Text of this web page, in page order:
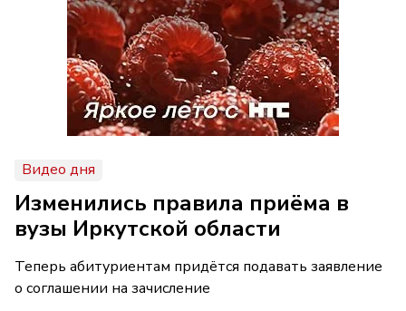
Видео дня
Изменились правила приёма в
вузы Иркутской области
Теперь абитуриентам придётся подавать заявление
о соглашении на зачисление